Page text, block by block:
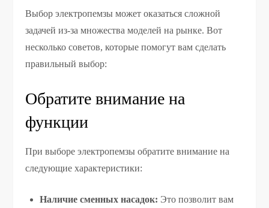
Выбор электропемзы может оказаться сложной
задачей из-за множества моделей на рынке. Вот
несколько советов, которые помогут вам сделать
правильный выбор:
Обратите внимание на
функции
При выборе электропемзы обратите внимание на
следующие характеристики:
Наличие сменных насадок: Это позволит вам